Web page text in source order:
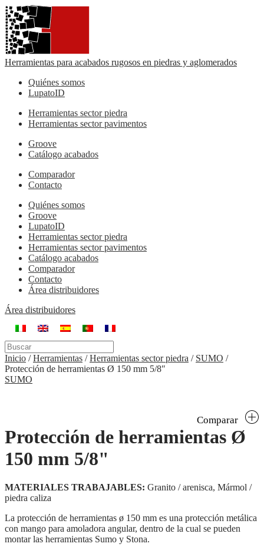
Herramientas para acabados rugosos en piedras y aglomerados
Quiénes somos
LupatoID
Herramientas sector piedra
Herramientas sector pavimentos
Groove
Catálogo acabados
Comparador
Contacto
Quiénes somos
Groove
LupatoID
Herramientas sector piedra
Herramientas sector pavimentos
Catálogo acabados
Comparador
Contacto
Área distribuidores
Área distribuidores
Inicio /Herramientas /Herramientas sector piedra / SUMO /
Protección de herramientas Ø 150 mm 5/8″
SUMO
Protección de herramientas Ø
150 mm 5/8"
Comparar
MATERIALES TRABAJABLES: Granito / arenisca, Mármol /
piedra caliza
La protección de herramientas ø 150 mm es una protección metálica
con mango para amoladora angular, dentro de la cual se pueden
montar las herramientas Sumo y Stona.